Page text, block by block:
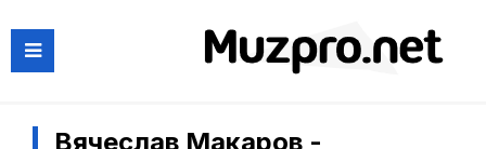
Вячеслав Макаров -